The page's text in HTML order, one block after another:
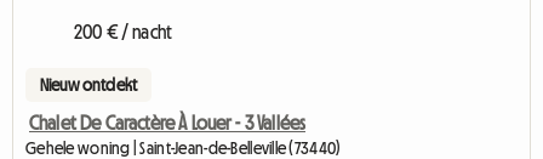
200 € / nacht
Nieuw ontdekt
Chalet De Caractère À Louer - 3 Vallées
Gehele woning | Saint-Jean-de-Belleville (73440)